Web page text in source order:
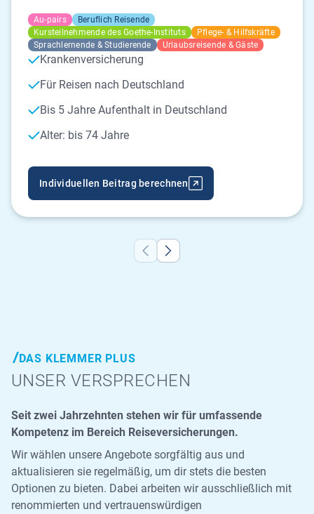
Au-pairs
Beruflich Reisende
Kursteilnehmende des Goethe-Instituts
Pflege- & Hilfskräfte
Sprachlernende & Studierende
Urlaubsreisende & Gäste
Krankenversicherung
Für Reisen nach Deutschland
Bis 5 Jahre Aufenthalt in Deutschland
Alter: bis 74 Jahre
Individuellen Beitrag berechnen
DAS KLEMMER PLUS
UNSER VERSPRECHEN
Seit zwei Jahrzehnten stehen wir für umfassende
Kompetenz im Bereich Reiseversicherungen.
Wir wählen unsere Angebote sorgfältig aus und
aktualisieren sie regelmäßig, um dir stets die besten
Optionen zu bieten. Dabei arbeiten wir ausschließlich mit
renommierten und vertrauenswürdigen